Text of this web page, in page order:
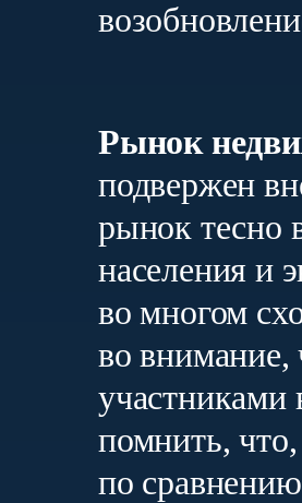
Рынок
подвержен
рынок тесно
населения и
во многом
во внимание,
участниками
помнить,
по